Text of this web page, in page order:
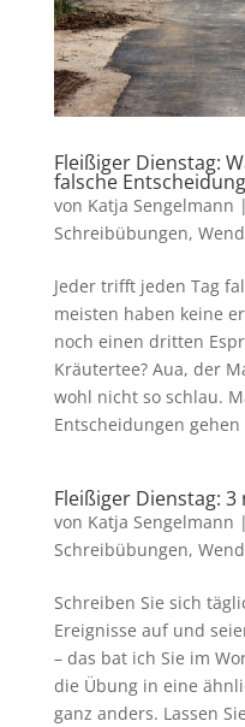
Fleißiger Dienstag:
falsche
von Katja Sengelmann |
Schreibübungen,
Jeder trifft jeden Tag
meisten haben keine
noch einen dritten
Kräutertee? Aua, der
wohl nicht so schlau.
Entscheidungen
Fleißiger Dienstag:
von Katja Sengelmann |
Schreibübungen,
Schreiben Sie sich
Ereignisse auf und
– das bat ich Sie im
die Übung in eine
ganz anders. Lassen